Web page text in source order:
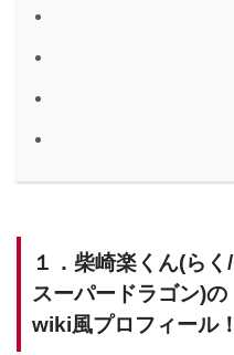
１．柴崎楽くん(らく/
スーパードラゴン)の
wiki風プロフィール！